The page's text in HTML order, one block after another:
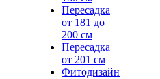
Пересадка
от 181 до
200 см
Пересадка
от 201 см
Фитодизайн